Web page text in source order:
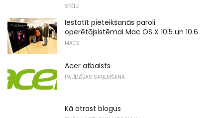
SPĒLE
Iestatīt pieteikšanās paroli
operētājsistēmai Mac OS X 10.5 un 10.6
MACS
Acer atbalsts
PALĪDZĪBAS SAŅEMŠANA
Kā atrast blogus